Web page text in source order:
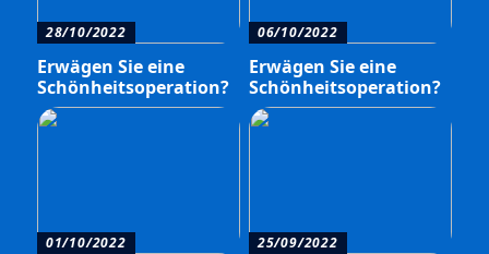
28/10/2022
Erwägen Sie eine
Schönheitsoperation?
06/10/2022
Erwägen Sie eine
Schönheitsoperation?
01/10/2022 25/09/2022